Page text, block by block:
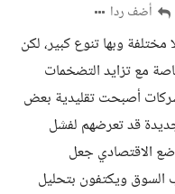
أضف ردا
وبها تنوع كبير، لكن
مع تزايد التضخمات
أصبحت تقليدية بعض
قد تعرضهم لفشل
الاقتصادي جعل
السوق ويكتفون بتحليل